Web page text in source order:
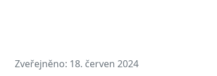
Zveřejněno: 18. červen 2024